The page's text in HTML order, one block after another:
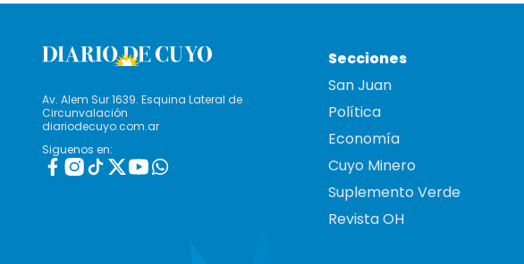
Av. Alem Sur 1639. Esquina Lateral de
Circunvalación
diariodecuyo.com.ar
Siguenos en:
Secciones
San Juan
Política
Economía
Cuyo Minero
Suplemento Verde
Revista OH